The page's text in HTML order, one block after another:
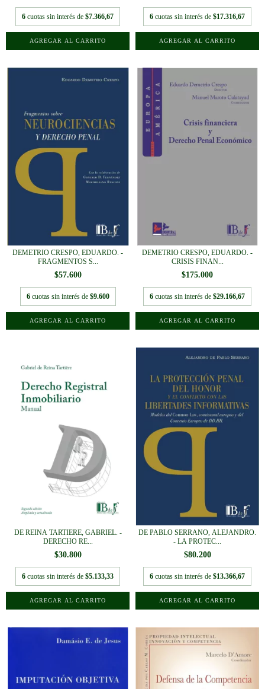
6 cuotas sin interés de $7.366,67 6 cuotas sin interés de $17.316,67
DEMETRIO CRESPO, EDUARDO. -
FRAGMENTOS S...
$57.600
6 cuotas sin interés de $9.600
DEMETRIO CRESPO, EDUARDO. -
CRISIS FINAN...
$175.000
6 cuotas sin interés de $29.166,67
DE REINA TARTIERE, GABRIEL. -
DERECHO RE...
$30.800
6 cuotas sin interés de $5.133,33
DE PABLO SERRANO, ALEJANDRO.
- LA PROTEC...
$80.200
6 cuotas sin interés de $13.366,67